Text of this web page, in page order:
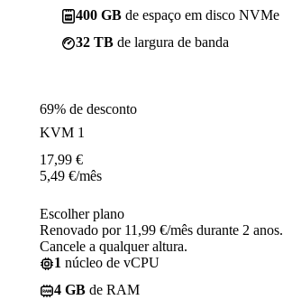
400 GB de espaço em disco NVMe
32 TB de largura de banda
69% de desconto
KVM 1
17,99 €
5,49 €/mês
Escolher plano
Renovado por 11,99 €/mês durante 2 anos.
Cancele a qualquer altura.
1 núcleo de vCPU
4 GB de RAM